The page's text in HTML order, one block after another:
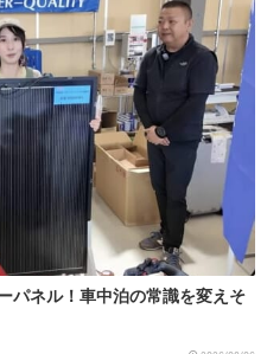
パネル！車中泊の常識を変えそ